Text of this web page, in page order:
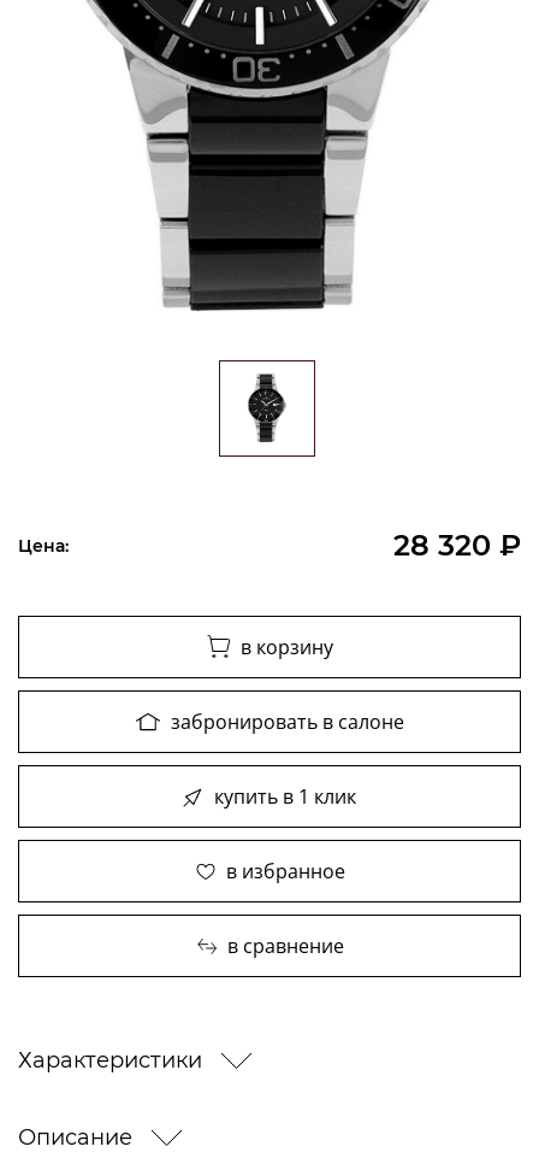
Цена: 28 320 ₽
в корзину
забронировать в салоне
купить в 1 клик
в избранное
в сравнение
Характеристики
Описание